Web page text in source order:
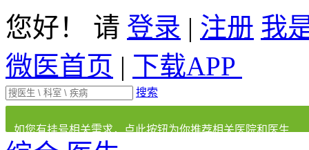
您好！ 请 登录 | 注册 我
微医首页 | 下载APP
搜索
如您有挂号相关需求，点此按钮为你推荐相关医院和医生